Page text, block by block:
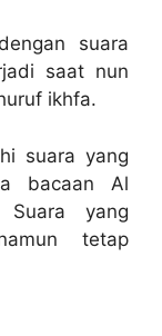
suara
saat nun
ikhfa.
suara yang
bacaan Al
Suara yang
tetap